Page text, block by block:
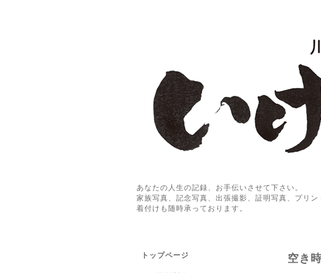
あなたの人生の記録、お手伝いさせて下さい。
家族写真、記念写真、出張撮影、証明写真、プリ
着付けも随時承っております。
空き
トップページ